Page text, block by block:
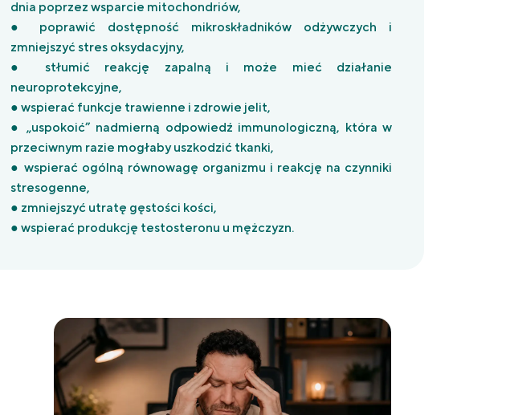
dnia poprzez wsparcie mitochondriów,
● poprawić dostępność mikroskładników odżywczych i
zmniejszyć stres oksydacyjny,
● stłumić reakcję zapalną i może mieć działanie
neuroprotekcyjne,
● wspierać funkcje trawienne i zdrowie jelit,
● „uspokoić” nadmierną odpowiedź immunologiczną, która w
przeciwnym razie mogłaby uszkodzić tkanki,
● wspierać ogólną równowagę organizmu i reakcję na czynniki
stresogenne,
● zmniejszyć utratę gęstości kości,
● wspierać produkcję testosteronu u mężczyzn.